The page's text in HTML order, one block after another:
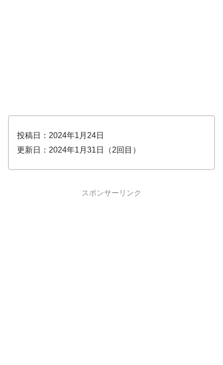
投稿日：2024年1月24日
更新日：2024年1月31日（2回目）
スポンサーリンク